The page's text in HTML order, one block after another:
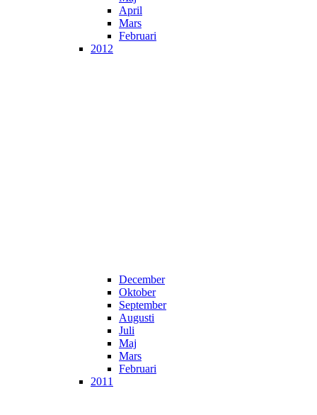
April
Mars
Februari
2012
December
Oktober
September
Augusti
Juli
Maj
Mars
Februari
2011